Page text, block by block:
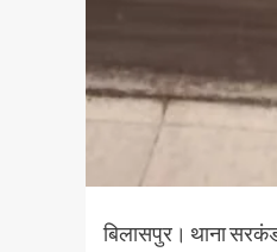
बिलासपुर। थाना